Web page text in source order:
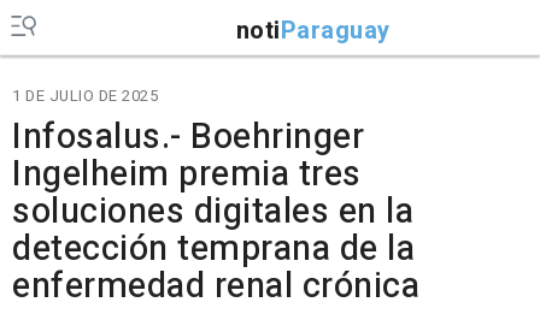
notiParaguay
1 DE JULIO DE 2025
Infosalus.- Boehringer
Ingelheim premia tres
soluciones digitales en la
detección temprana de la
enfermedad renal crónica